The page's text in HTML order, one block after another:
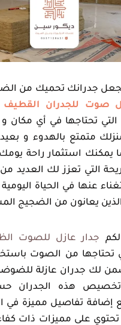
جدرانك تحميك من
صوت للجدران القطيف
تحتاجها في أي مكان
متمتع بالهدوء و
يمكنك استثمار راحة
التي تعزز لك العديد من
عنها في الحياة
يعانون من الضجيج
جدار عازل للصوت
تحتاجها من الصوت
لك جدران عازلة
هذه الجدران
إضافة تفاصيل مميزة في
تحتوي على مميزات ذات